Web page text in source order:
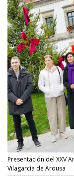
Presentación del XXV
Vilagarcía de Arousa